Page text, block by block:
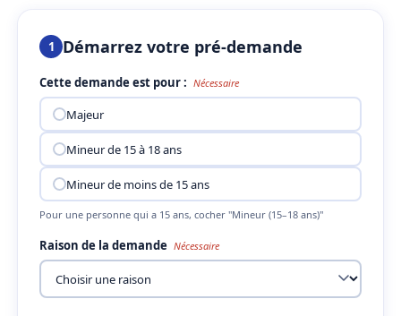
1 Démarrez votre pré-demande
Cette demande est pour : Nécessaire
Majeur
Mineur de 15 à 18 ans
Mineur de moins de 15 ans
Pour une personne qui a 15 ans, cocher "Mineur (15–18 ans)"
Raison de la demande Nécessaire